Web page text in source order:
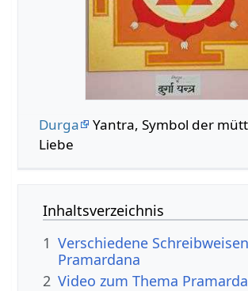
Durga
Yantra, Symbol der
Liebe
Inhaltsverzeichnis
1 Verschiedene
Pramardana
2 Video zum Thema